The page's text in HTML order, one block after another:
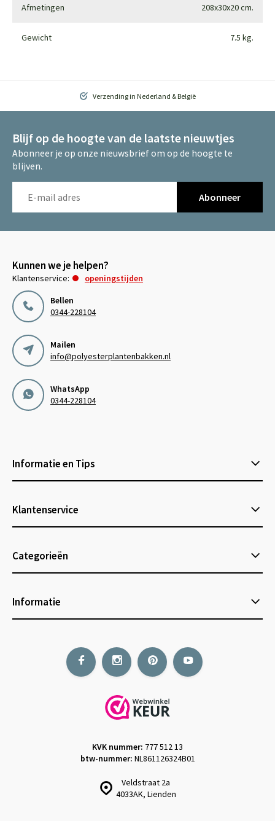
Afmetingen 208x30x20 cm.
Gewicht 7.5 kg.
Verzending in Nederland & België
Blijf op de hoogte van de laatste nieuwtjes
Abonneer je op onze nieuwsbrief om op de hoogte te
blijven.
Abonneer
Kunnen we je helpen?
Klantenservice:
openingstijden
Bellen
0344-228104
Mailen
info@polyesterplantenbakken.nl
WhatsApp
0344-228104
Informatie en Tips
Klantenservice
Categorieën
Informatie
Veldstraat 2a
4033AK, Lienden
KVK nummer: 777 512 13
btw-nummer: NL861126324B01